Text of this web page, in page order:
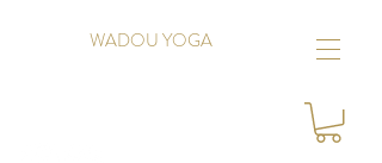
WADOU YOGA